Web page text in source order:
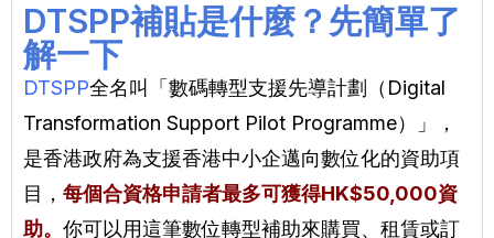
DTSPP補貼是什麼？先簡單了
解一下
DTSPP全名叫「數碼轉型支援先導計劃（Digital
Transformation Support Pilot Programme）」，
是香港政府為支援香港中小企邁向數位化的資助項
目， 每個合資格申請者最多可獲得HK$50,000資
助。 你可以用這筆數位轉型補助來購買、租賃或訂